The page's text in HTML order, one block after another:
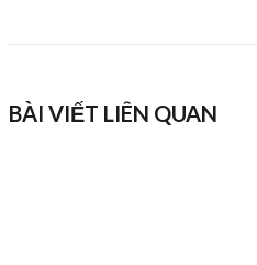
BÀI VIẾT LIÊN QUAN